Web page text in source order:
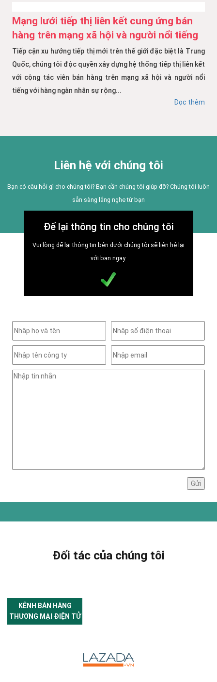
Mạng lưới tiếp thị liên kết cung ứng bán
hàng trên mạng xã hội và người nổi tiếng
Tiếp cận xu hướng tiếp thị mới trên thế giới đặc biệt là Trung
Quốc, chúng tôi độc quyền xây dựng hệ thống tiếp thị liên kết
với cộng tác viên bán hàng trên mạng xã hội và người nổi
tiếng với hàng ngàn nhân sự rộng...
Đọc thêm
Liên hệ với chúng tôi
Bạn có câu hỏi gì cho chúng tôi? Bạn cần chúng tôi giúp đỡ? Chúng tôi luôn
sẵn sàng lắng nghe từ bạn
Để lại thông tin cho chúng tôi
Vui lòng để lại thông tin bên dưới chúng tôi sẽ liên hệ lại
với bạn ngay.
Đối tác của chúng tôi
KÊNH BÁN HÀNG
THƯƠNG MẠI ĐIỆN TỬ